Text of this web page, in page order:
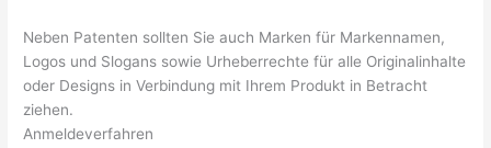
Neben Patenten sollten Sie auch Marken für Markennamen,
Logos und Slogans sowie Urheberrechte für alle Originalinhalte
oder Designs in Verbindung mit Ihrem Produkt in Betracht
ziehen.
Anmeldeverfahren